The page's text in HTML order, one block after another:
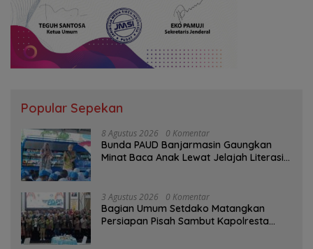
Popular Sepekan
8 Agustus 2026 0 Komentar
Bunda PAUD Banjarmasin Gaungkan
Minat Baca Anak Lewat Jelajah Literasi
3 Agustus 2026 0 Komentar
Bagian Umum Setdako Matangkan
Persiapan Pisah Sambut Kapolresta